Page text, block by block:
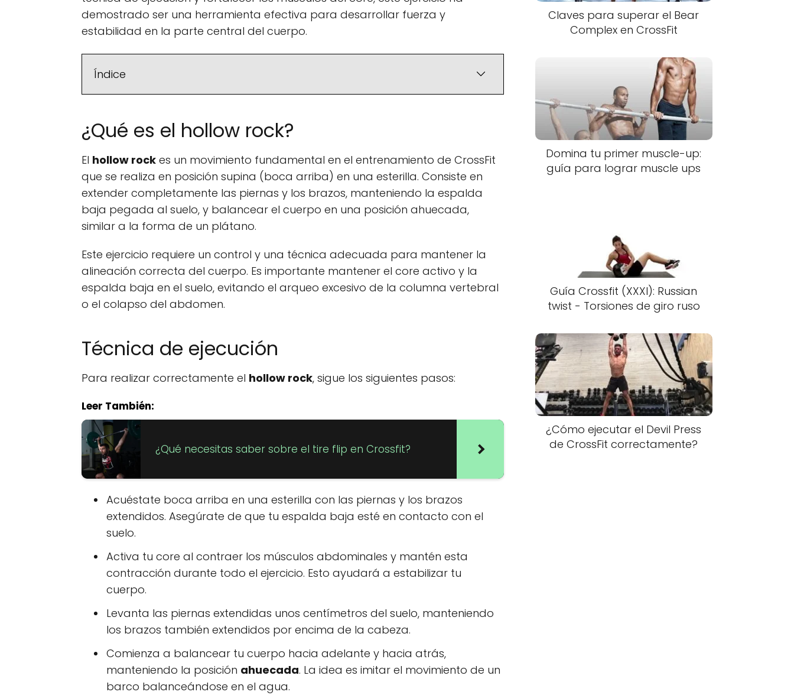
demostrado ser una herramienta efectiva para desarrollar fuerza y
estabilidad en la parte central del cuerpo.
Índice
¿Qué es el hollow rock?
El hollow rock es un movimiento fundamental en el entrenamiento de CrossFit
que se realiza en posición supina (boca arriba) en una esterilla. Consiste en
extender completamente las piernas y los brazos, manteniendo la espalda
baja pegada al suelo, y balancear el cuerpo en una posición ahuecada,
similar a la forma de un plátano.
Este ejercicio requiere un control y una técnica adecuada para mantener la
alineación correcta del cuerpo. Es importante mantener el core activo y la
espalda baja en el suelo, evitando el arqueo excesivo de la columna vertebral
o el colapso del abdomen.
Técnica de ejecución
Para realizar correctamente el hollow rock, sigue los siguientes pasos:
Leer También:
¿Qué necesitas saber sobre el tire flip en Crossfit?
Acuéstate boca arriba en una esterilla con las piernas y los brazos
extendidos. Asegúrate de que tu espalda baja esté en contacto con el
suelo.
Activa tu core al contraer los músculos abdominales y mantén esta
contracción durante todo el ejercicio. Esto ayudará a estabilizar tu
cuerpo.
Levanta las piernas extendidas unos centímetros del suelo, manteniendo
los brazos también extendidos por encima de la cabeza.
Comienza a balancear tu cuerpo hacia adelante y hacia atrás,
manteniendo la posición ahuecada. La idea es imitar el movimiento de un
barco balanceándose en el agua.
Claves para superar el Bear
Complex en CrossFit
Domina tu primer muscle-up:
guía para lograr muscle ups
Guía Crossfit (XXXI): Russian
twist - Torsiones de giro ruso
¿Cómo ejecutar el Devil Press
de CrossFit correctamente?